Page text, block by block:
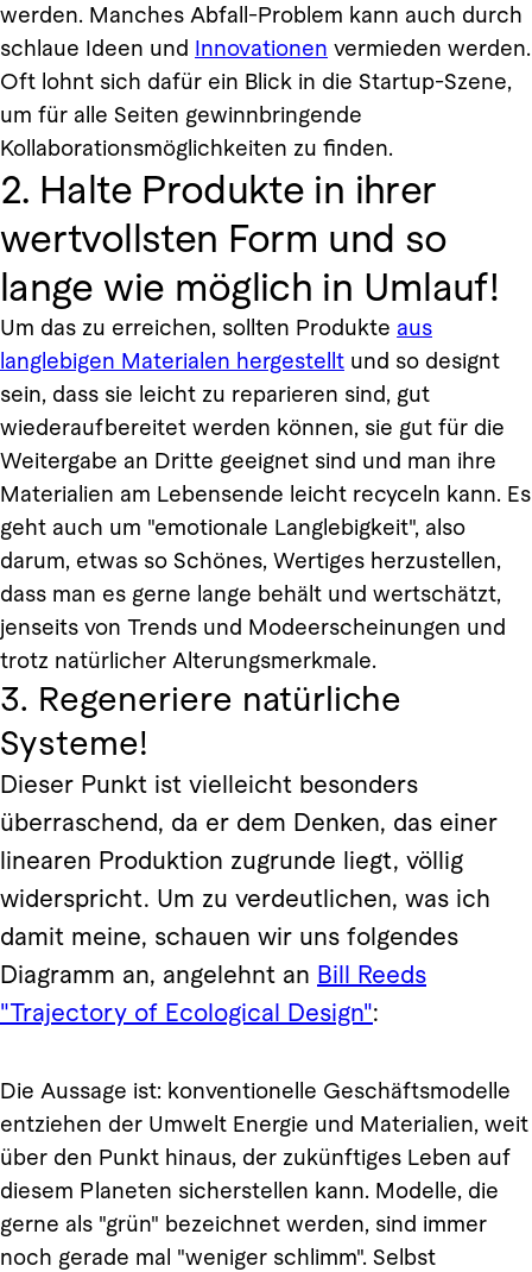
werden. Manches Abfall-Problem kann auch durch
schlaue Ideen und Innovationen vermieden werden.
Oft lohnt sich dafür ein Blick in die Startup-Szene,
um für alle Seiten gewinnbringende
Kollaborationsmöglichkeiten zu finden.
2. Halte Produkte in ihrer
wertvollsten Form und so
lange wie möglich in Umlauf!
Um das zu erreichen, sollten Produkte aus
langlebigen Materialen hergestellt und so designt
sein, dass sie leicht zu reparieren sind, gut
wiederaufbereitet werden können, sie gut für die
Weitergabe an Dritte geeignet sind und man ihre
Materialien am Lebensende leicht recyceln kann. Es
geht auch um "emotionale Langlebigkeit", also
darum, etwas so Schönes, Wertiges herzustellen,
dass man es gerne lange behält und wertschätzt,
jenseits von Trends und Modeerscheinungen und
trotz natürlicher Alterungsmerkmale.
3. Regeneriere natürliche
Systeme!
Dieser Punkt ist vielleicht besonders
überraschend, da er dem Denken, das einer
linearen Produktion zugrunde liegt, völlig
widerspricht. Um zu verdeutlichen, was ich
damit meine, schauen wir uns folgendes
Diagramm an, angelehnt an Bill Reeds
"Trajectory of Ecological Design":
Die Aussage ist: konventionelle Geschäftsmodelle
entziehen der Umwelt Energie und Materialien, weit
über den Punkt hinaus, der zukünftiges Leben auf
diesem Planeten sicherstellen kann. Modelle, die
gerne als "grün" bezeichnet werden, sind immer
noch gerade mal "weniger schlimm". Selbst